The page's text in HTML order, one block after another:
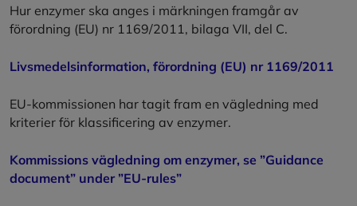
Hur enzymer ska anges i märkningen framgår av
förordning (EU) nr 1169/2011, bilaga VII, del C.
Livsmedelsinformation, förordning (EU) nr 1169/2011
EU-kommissionen har tagit fram en vägledning med
kriterier för klassificering av enzymer.
Kommissions vägledning om enzymer, se ”Guidance
document” under ”EU-rules”